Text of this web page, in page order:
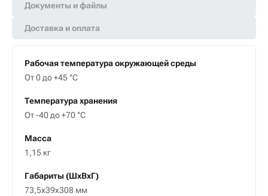
Документы и файлы
Доставка и оплата
Рабочая температура окружающей среды
От 0 до +45 °C
Температура хранения
От -40 до +70 °C
Масса
1,15 кг
Габариты (ШxВxГ)
73,5x39x308 мм